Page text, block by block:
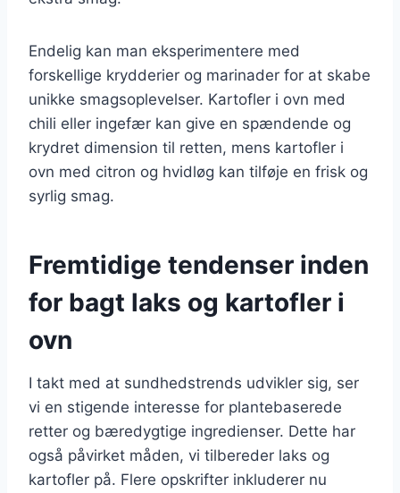
Endelig kan man eksperimentere med
forskellige krydderier og marinader for at skabe
unikke smagsoplevelser. Kartofler i ovn med
chili eller ingefær kan give en spændende og
krydret dimension til retten, mens kartofler i
ovn med citron og hvidløg kan tilføje en frisk og
syrlig smag.
Fremtidige tendenser inden
for bagt laks og kartofler i
ovn
I takt med at sundhedstrends udvikler sig, ser
vi en stigende interesse for plantebaserede
retter og bæredygtige ingredienser. Dette har
også påvirket måden, vi tilbereder laks og
kartofler på. Flere opskrifter inkluderer nu